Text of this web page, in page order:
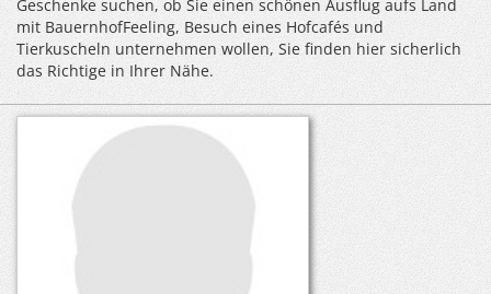
Geschenke suchen, ob Sie einen schönen Ausflug aufs Land
mit Bauernhof­Feeling, Besuch eines Hofcafés und
Tierkuscheln unternehmen wollen, Sie finden hier sicherlich
das Richtige in Ihrer Nähe.